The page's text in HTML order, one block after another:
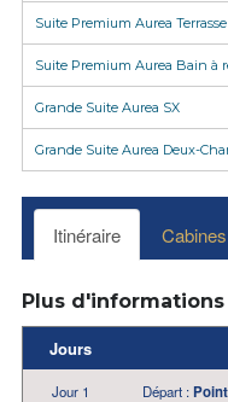
Suite Premium Aurea Terrasse
Suite Premium Aurea Bain à
Grande Suite Aurea SX
Grande Suite Aurea Deux-
Itinéraire Cabines
Plus
Jours
Jour 1 Départ :